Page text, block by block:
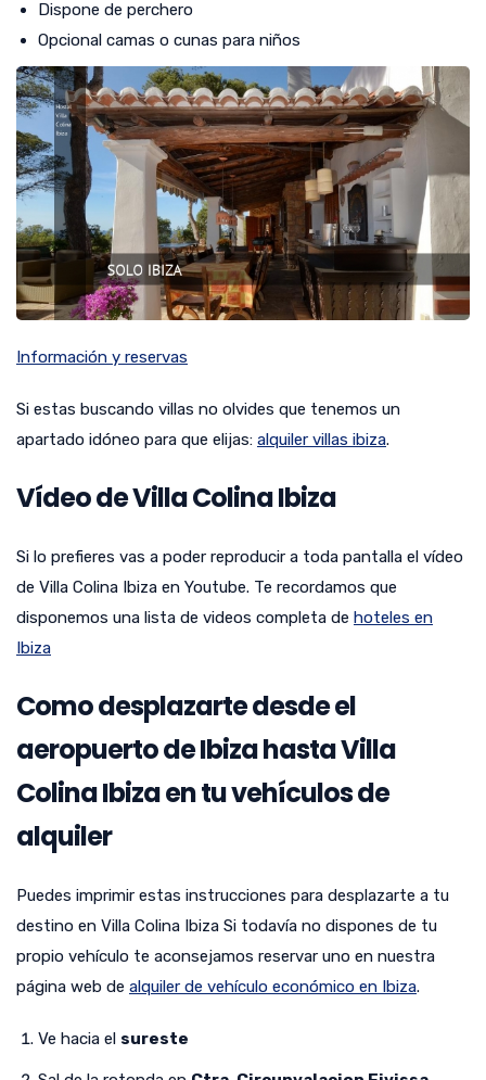
Dispone de perchero
Opcional camas o cunas para niños
Información y reservas
Si estas buscando villas no olvides que tenemos un
apartado idóneo para que elijas: alquiler villas ibiza.
Vídeo de Villa Colina Ibiza
Si lo prefieres vas a poder reproducir a toda pantalla el vídeo
de Villa Colina Ibiza en Youtube. Te recordamos que
disponemos una lista de videos completa de hoteles en
Ibiza
Como desplazarte desde el
aeropuerto de Ibiza hasta Villa
Colina Ibiza en tu vehículos de
alquiler
Puedes imprimir estas instrucciones para desplazarte a tu
destino en Villa Colina Ibiza Si todavía no dispones de tu
propio vehículo te aconsejamos reservar uno en nuestra
página web de alquiler de vehículo económico en Ibiza.
Ve hacia el sureste